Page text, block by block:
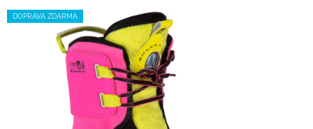
DOPRAVA ZDARMA